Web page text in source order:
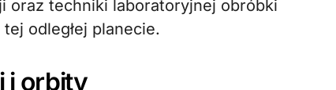
oraz techniki laboratoryjnej obróbki
odległej planecie.
i orbity